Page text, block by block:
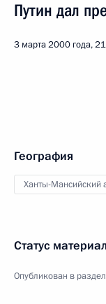
Путин дал
3 марта 2000 года,
География
Ханты-Мансийский
Статус
Опубликован в